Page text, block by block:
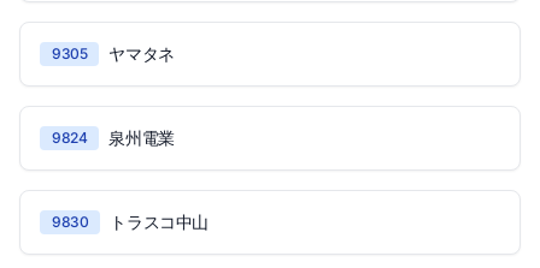
9305 ヤマタネ
9824 泉州電業
9830 トラスコ中山